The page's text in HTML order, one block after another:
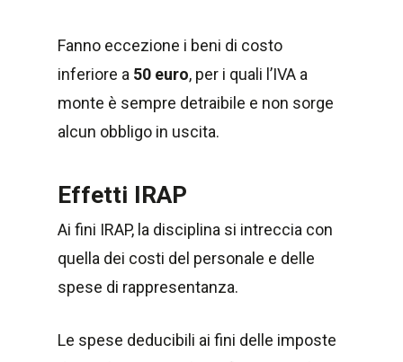
Fanno eccezione i beni di costo
inferiore a 50 euro, per i quali l’IVA a
monte è sempre detraibile e non sorge
alcun obbligo in uscita.
Effetti IRAP
Ai fini IRAP, la disciplina si intreccia con
quella dei costi del personale e delle
spese di rappresentanza.
Le spese deducibili ai fini delle imposte